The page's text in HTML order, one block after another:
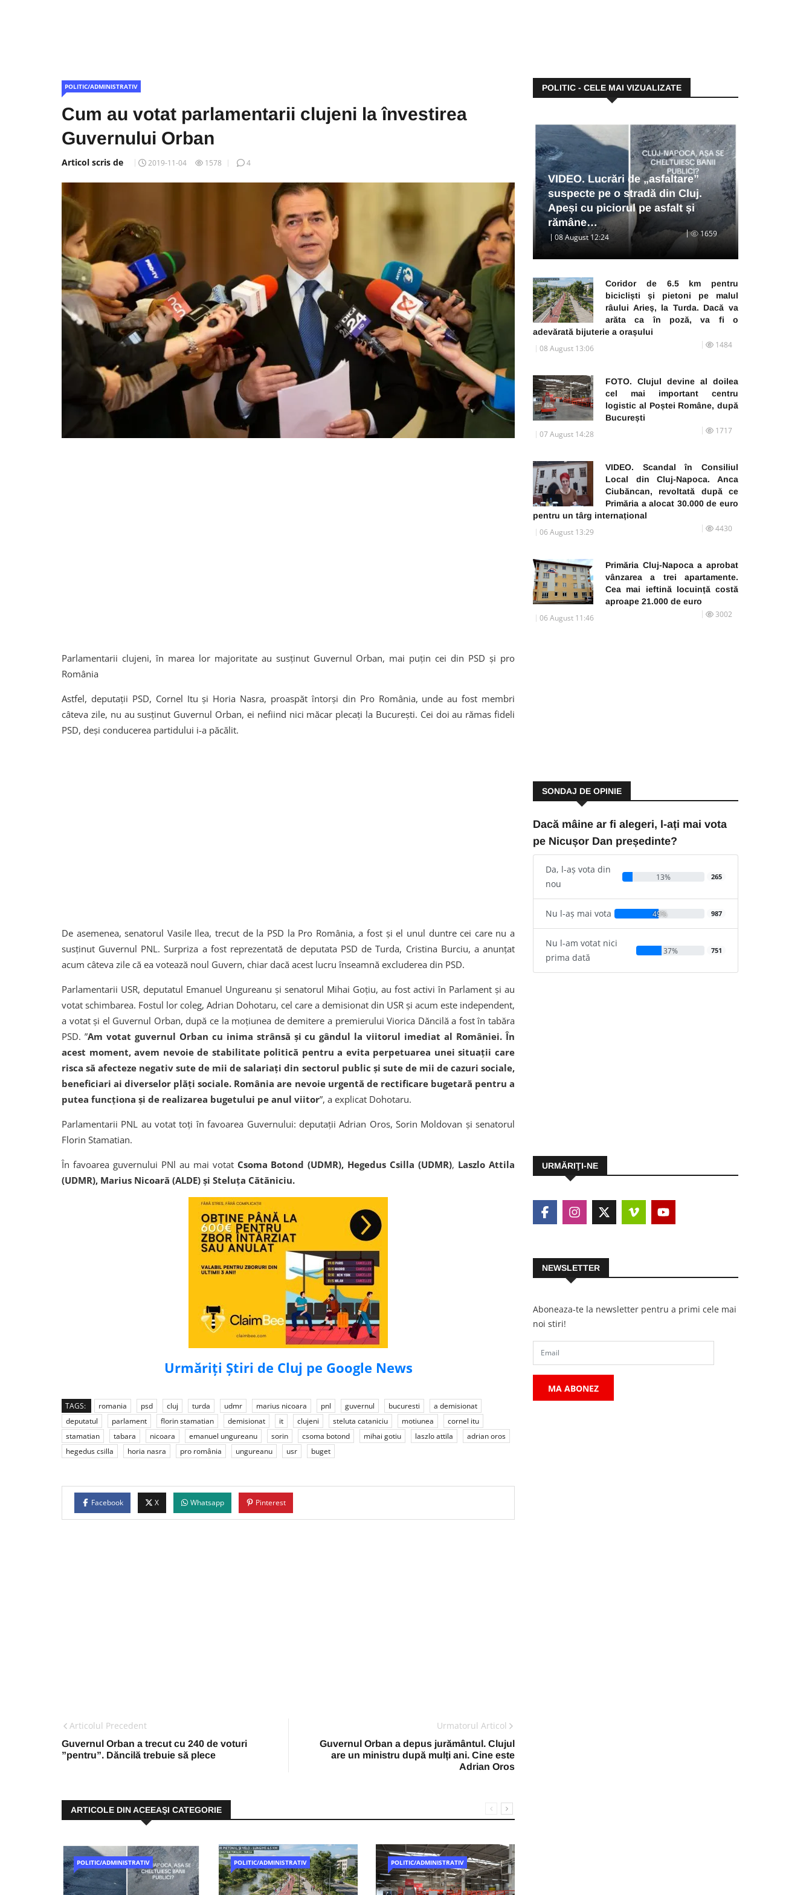
POLITIC/ADMINISTRATIV
Cum au votat parlamentarii clujeni la învestirea
Guvernului Orban
Articol scris de 2019-11-04 1578 4
Parlamentarii clujeni, în marea lor majoritate au susținut Guvernul Orban, mai puțin cei din PSD și pro
România
Astfel, deputații PSD, Cornel Itu și Horia Nasra, proaspăt întorși din Pro România, unde au fost membri
câteva zile, nu au susținut Guvernul Orban, ei nefiind nici măcar plecați la București. Cei doi au rămas fideli
PSD, deși conducerea partidului i-a păcălit.
De asemenea, senatorul Vasile Ilea, trecut de la PSD la Pro România, a fost și el unul duntre cei care nu a
susținut Guvernul PNL. Surpriza a fost reprezentată de deputata PSD de Turda, Cristina Burciu, a anunțat
acum câteva zile că ea votează noul Guvern, chiar dacă acest lucru înseamnă excluderea din PSD.
Parlamentarii USR, deputatul Emanuel Ungureanu și senatorul Mihai Goțiu, au fost activi în Parlament și au
votat schimbarea. Fostul lor coleg, Adrian Dohotaru, cel care a demisionat din USR și acum este independent,
a votat și el Guvernul Orban, după ce la moțiunea de demitere a premierului Viorica Dăncilă a fost în tabăra
PSD. ”Am votat guvernul Orban cu inima strânsă și cu gândul la viitorul imediat al României. În
acest moment, avem nevoie de stabilitate politică pentru a evita perpetuarea unei situații care
risca să afecteze negativ sute de mii de salariați din sectorul public și sute de mii de cazuri sociale,
beneficiari ai diverselor plăți sociale. România are nevoie urgentă de rectificare bugetară pentru a
putea funcționa și de realizarea bugetului pe anul viitor”, a explicat Dohotaru.
Parlamentarii PNL au votat toți în favoarea Guvernului: deputații Adrian Oros, Sorin Moldovan și senatorul
Florin Stamatian.
În favoarea guvernului PNl au mai votat Csoma Botond (UDMR), Hegedus Csilla (UDMR), Laszlo Attila
(UDMR), Marius Nicoară (ALDE) și Steluța Cătăniciu.
Urmăriți Știri de Cluj pe Google News
TAGS: romania psd cluj turda udmr marius nicoara pnl guvernul bucuresti
a demisionat
deputatul
parlament florin stamatian demisionat it clujeni steluta cataniciu motiunea
cornel itu
stamatian
tabara nicoara emanuel ungureanu sorin csoma botond mihai gotiu laszlo attila
adrian oros
hegedus csilla
horia nasra pro românia ungureanu usr buget
Facebook X Whatsapp Pinterest
Articolul Precedent
Guvernul Orban a trecut cu 240 de voturi
”pentru”. Dăncilă trebuie să plece
Urmatorul Articol
Guvernul Orban a depus jurământul. Clujul
are un ministru după mulți ani. Cine este
Adrian Oros
ARTICOLE DIN ACEEAŞI CATEGORIE
POLITIC/ADMINISTRATIV POLITIC/ADMINISTRATIV POLITIC/ADMINISTRATIV
POLITIC - CELE MAI VIZUALIZATE
VIDEO. Lucrări de „asfaltare”
suspecte pe o stradă din Cluj.
Apeși cu piciorul pe asfalt și
rămâne…
08 August 12:24 1659
Coridor de 6.5 km pentru
bicicliști și pietoni pe malul
râului Arieș, la Turda. Dacă va
arăta ca în poză, va fi o
adevărată bijuterie a orașului
08 August 13:06 1484
FOTO. Clujul devine al doilea
cel mai important centru
logistic al Poștei Române, după
București
07 August 14:28 1717
VIDEO. Scandal în Consiliul
Local din Cluj-Napoca. Anca
Ciubăncan, revoltată după ce
Primăria a alocat 30.000 de euro
pentru un târg internațional
06 August 13:29 4430
Primăria Cluj-Napoca a aprobat
vânzarea a trei apartamente.
Cea mai ieftină locuință costă
aproape 21.000 de euro
06 August 11:46 3002
SONDAJ DE OPINIE
Dacă mâine ar fi alegeri, l-ați mai vota
pe Nicușor Dan președinte?
Da, l-aș vota din
nou
13% 265
Nu l-aș mai vota 49% 987
Nu l-am votat nici
prima dată
37% 751
URMĂRIŢI-NE
NEWSLETTER
Aboneaza-te la newsletter pentru a primi cele mai
noi stiri!
MA ABONEZ